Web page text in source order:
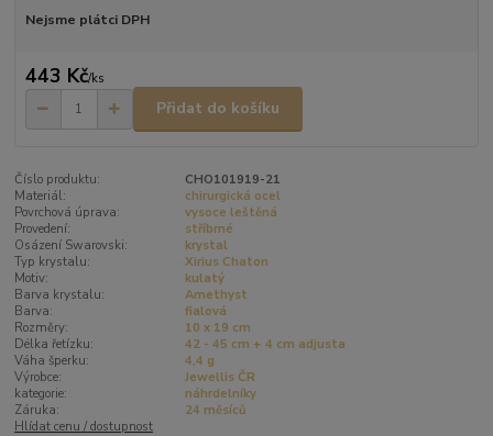
Nejsme plátci DPH
443 Kč/ks
Přidat do košíku
Číslo produktu:
CHO101919-21
Materiál:
chirurgická ocel
Povrchová úprava:
vysoce leštěná
Provedení:
stříbrné
Osázení Swarovski:
krystal
Typ krystalu:
Xirius Chaton
Motiv:
kulatý
Barva krystalu:
Amethyst
Barva:
fialová
Rozměry:
10 x 19 cm
Délka řetízku:
42 - 45 cm + 4 cm adjusta
Váha šperku:
4,4 g
Výrobce:
Jewellis ČR
kategorie:
náhrdelníky
Záruka:
24 měsíců
Hlídat cenu / dostupnost